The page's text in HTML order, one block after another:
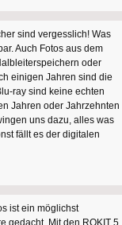
sind vergesslich! Was
Auch Fotos aus dem
oder
einigen Jahren sind die
ray sind keine echten
Jahren oder Jahrzehnten
uns dazu, alles was
fällt es der digitalen
ist ein möglichst
gedacht. Mit den ROKIT 5